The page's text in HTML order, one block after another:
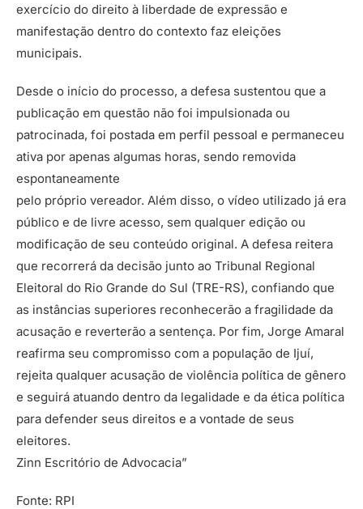
exercício do direito à liberdade de expressão e
manifestação dentro do contexto faz eleições
municipais.
Desde o início do processo, a defesa sustentou que a
publicação em questão não foi impulsionada ou
patrocinada, foi postada em perfil pessoal e permaneceu
ativa por apenas algumas horas, sendo removida
espontaneamente
pelo próprio vereador. Além disso, o vídeo utilizado já era
público e de livre acesso, sem qualquer edição ou
modificação de seu conteúdo original. A defesa reitera
que recorrerá da decisão junto ao Tribunal Regional
Eleitoral do Rio Grande do Sul (TRE-RS), confiando que
as instâncias superiores reconhecerão a fragilidade da
acusação e reverterão a sentença. Por fim, Jorge Amaral
reafirma seu compromisso com a população de Ijuí,
rejeita qualquer acusação de violência política de gênero
e seguirá atuando dentro da legalidade e da ética política
para defender seus direitos e a vontade de seus
eleitores.
Zinn Escritório de Advocacia”
Fonte: RPI